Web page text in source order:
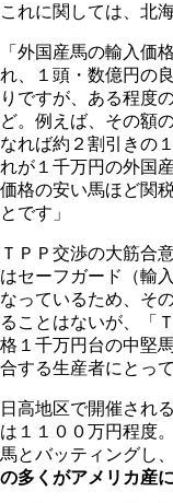
これに関しては、北
「外国産馬の輸入価
れ、１頭・数億円の
りですが、ある程度
ど。例えば、その額
なれば約２割引きの
れが１千万円の外国
価格の安い馬ほど関
とです」
ＴＰＰ交渉の大筋合
はセーフガード（輸
なっているため、そ
ることはないが、「
格１千万円台の中堅
合する生産者にとっ
日高地区で開催され
は１１００万円程度
馬とバッティングし
の多くがアメリカ産